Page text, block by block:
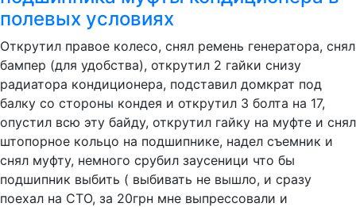
полевых условиях
Открутил правое колесо, снял ремень генератора, снял
бампер (для удобства), открутил 2 гайки снизу
радиатора кондиционера, подставил домкрат под
балку со стороны кондея и открутил 3 болта на 17,
опустил всю эту байду, открутил гайку на муфте и снял
штопорное кольцо на подшипнике, надел съемник и
снял муфту, немного срубил заусеници что бы
подшипник выбить ( выбивать не вышло, и сразу
поехал на СТО, за 20грн мне выпрессовали и